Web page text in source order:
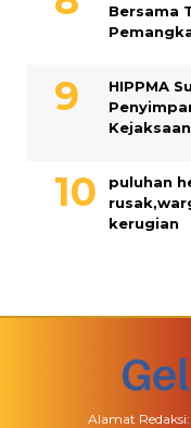
Bersama
HIPPMA
puluhan
kerugian
Alamat